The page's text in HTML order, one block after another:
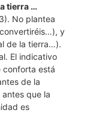
tierra …
No plantea
y
de la tierra…).
El indicativo
conforta está
de la
que la
es